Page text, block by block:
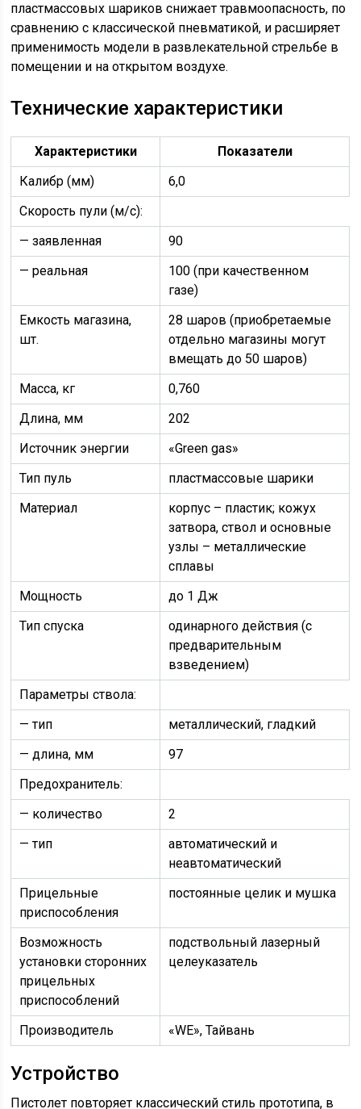
пластмассовых шариков снижает травмоопасность, по
сравнению с классической пневматикой, и расширяет
применимость модели в развлекательной стрельбе в
помещении и на открытом воздухе.
Технические характеристики
Характеристики
Показатели
Калибр (мм)
6,0
Скорость пули (м/с):
— заявленная
90
— реальная
100 (при качественном
газе)
Емкость магазина,
шт.
28 шаров (приобретаемые
отдельно магазины могут
вмещать до 50 шаров)
Масса, кг
0,760
Длина, мм
202
Источник энергии
«Green gas»
Тип пуль
пластмассовые шарики
Материал
корпус – пластик; кожух
затвора, ствол и основные
узлы – металлические
сплавы
Мощность
до 1 Дж
Тип спуска
одинарного действия (с
предварительным
взведением)
Параметры ствола:
— тип
металлический, гладкий
— длина, мм
97
Предохранитель:
— количество
2
— тип
автоматический и
неавтоматический
Прицельные
приспособления
постоянные целик и мушка
Возможность
установки сторонних
прицельных
приспособлений
подствольный лазерный
целеуказатель
Производитель «WE», Тайвань
Устройство
Пистолет повторяет классический стиль прототипа, в